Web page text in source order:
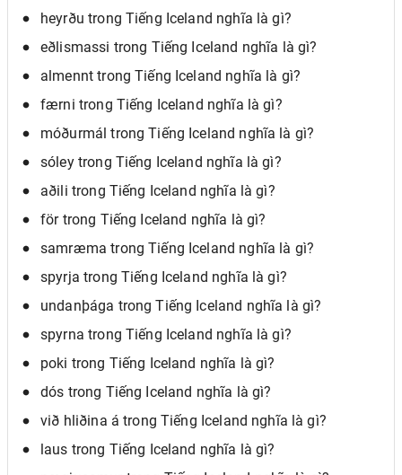
heyrðu trong Tiếng Iceland nghĩa là gì?
eðlismassi trong Tiếng Iceland nghĩa là gì?
almennt trong Tiếng Iceland nghĩa là gì?
færni trong Tiếng Iceland nghĩa là gì?
móðurmál trong Tiếng Iceland nghĩa là gì?
sóley trong Tiếng Iceland nghĩa là gì?
aðili trong Tiếng Iceland nghĩa là gì?
för trong Tiếng Iceland nghĩa là gì?
samræma trong Tiếng Iceland nghĩa là gì?
spyrja trong Tiếng Iceland nghĩa là gì?
undanþága trong Tiếng Iceland nghĩa là gì?
spyrna trong Tiếng Iceland nghĩa là gì?
poki trong Tiếng Iceland nghĩa là gì?
dós trong Tiếng Iceland nghĩa là gì?
við hliðina á trong Tiếng Iceland nghĩa là gì?
laus trong Tiếng Iceland nghĩa là gì?